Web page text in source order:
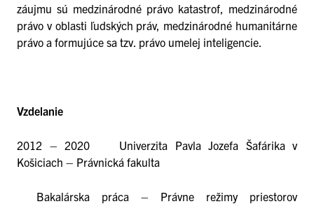
záujmu sú medzinárodné právo katastrof, medzinárodné
právo v oblasti ľudských práv, medzinárodné humanitárne
právo a formujúce sa tzv. právo umelej inteligencie.
Vzdelanie
2012 – 2020 Univerzita Pavla Jozefa Šafárika v
Košiciach – Právnická fakulta
Bakalárska práca – Právne režimy priestorov